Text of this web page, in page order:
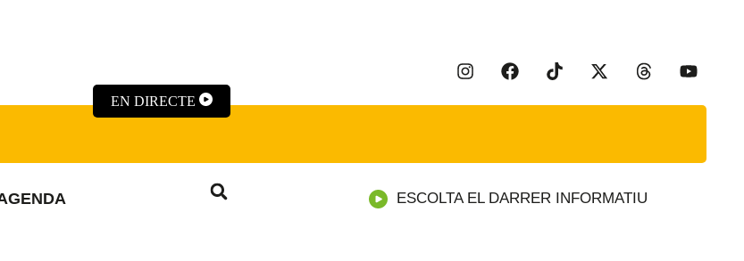
EN DIRECTE
ESCOLTA EL DARRER INFORMATIU